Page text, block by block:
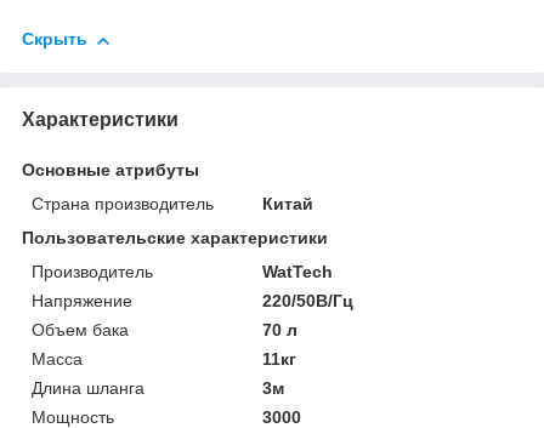
Скрыть
Характеристики
Основные атрибуты
Страна производитель
Китай
Пользовательские характеристики
Производитель
WatTech
Напряжение
220/50В/Гц
Объем бака
70 л
Масса
11кг
Длина шланга
3м
Мощность
3000